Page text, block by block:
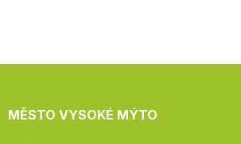
MĚSTO VYSOKÉ MÝTO